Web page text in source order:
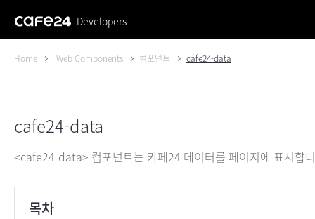
Developers
Home Web Components 컴포넌트 cafe24-data
cafe24-data
<cafe24-data> 컴포넌트는 카페24 데이터를 페이지에 표시합
목차